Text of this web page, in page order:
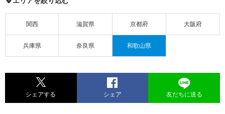
関西 滋賀県 京都府 大阪府
兵庫県 奈良県 和歌山県
シェアする シェア 友だちに送る